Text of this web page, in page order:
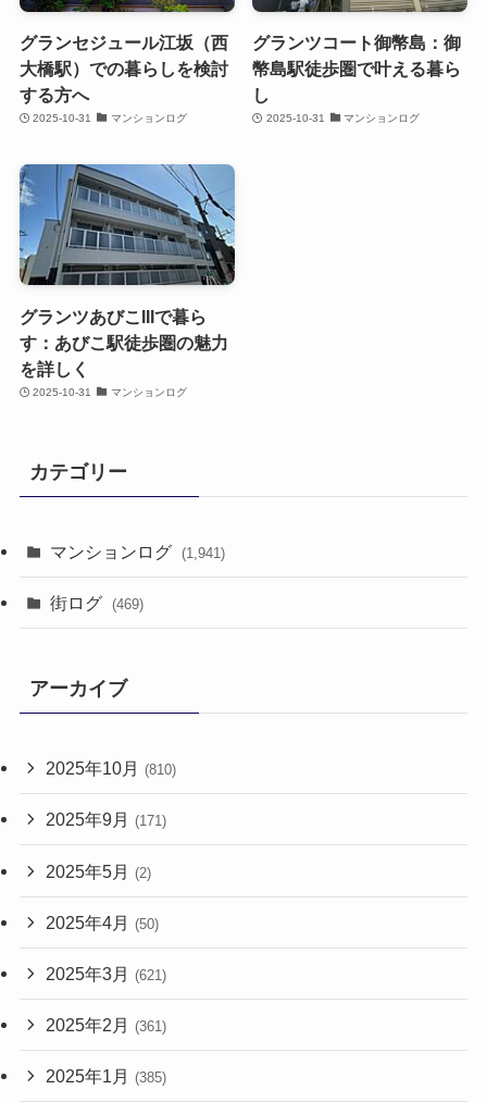
グランセジュール江坂（西
大橋駅）での暮らしを検討
する方へ
2025-10-31 マンションログ
グランツコート御幣島：御
幣島駅徒歩圏で叶える暮ら
し
2025-10-31 マンションログ
グランツあびこIIIで暮ら
す：あびこ駅徒歩圏の魅力
を詳しく
2025-10-31 マンションログ
カテゴリー
マンションログ (1,941)
街ログ (469)
アーカイブ
2025年10月 (810)
2025年9月 (171)
2025年5月 (2)
2025年4月 (50)
2025年3月 (621)
2025年2月 (361)
2025年1月 (385)